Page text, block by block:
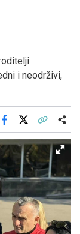
i neodrživi,
Facebook